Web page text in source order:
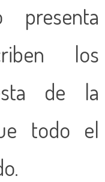
presenta
los
de la
todo el